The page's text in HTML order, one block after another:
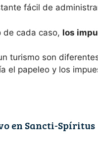
fácil de
cada caso, los
turismo son
el papeleo y los
en Sancti-Spíritus